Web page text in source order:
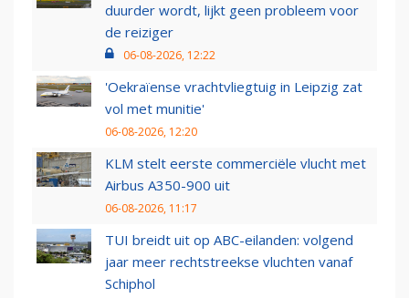
duurder wordt, lijkt geen probleem voor
de reiziger
06-08-2026, 12:22
'Oekraïense vrachtvliegtuig in Leipzig zat
vol met munitie'
06-08-2026, 12:20
KLM stelt eerste commerciële vlucht met
Airbus A350-900 uit
06-08-2026, 11:17
TUI breidt uit op ABC-eilanden: volgend
jaar meer rechtstreekse vluchten vanaf
Schiphol